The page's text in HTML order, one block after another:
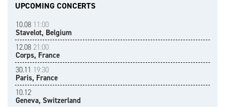
UPCOMING CONCERTS
10.08 11:00
Stavelot, Belgium
12.08 21:00
Corps, France
30.11 19:30
Paris, France
10.12
Geneva, Switzerland